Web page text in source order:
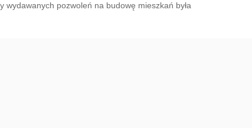
pozwoleń na budowę mieszkań była